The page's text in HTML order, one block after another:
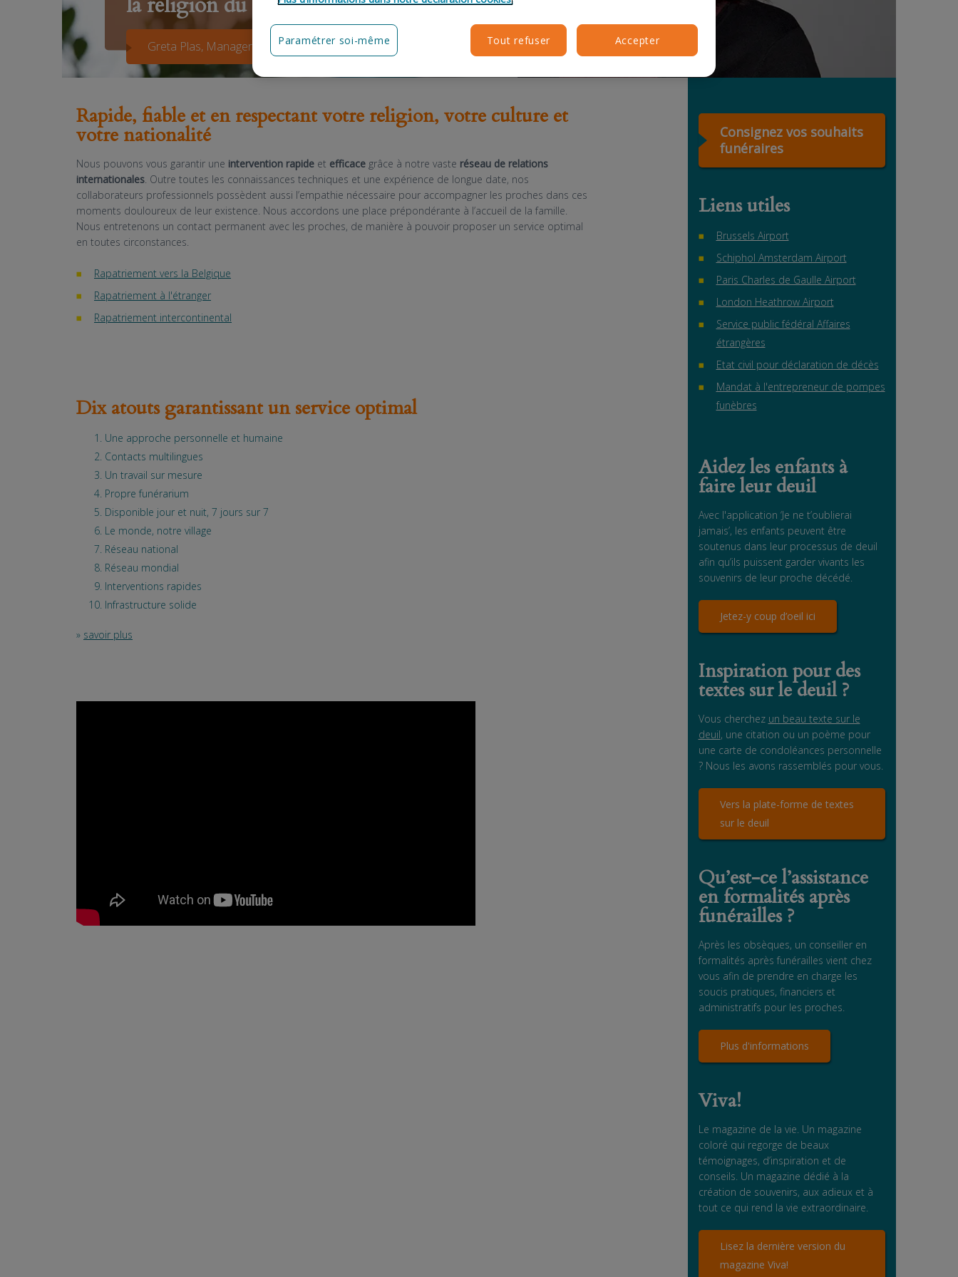
Greta Plas, Manager DELA Repatriations
Rapide, fiable et en respectant votre religion, votre culture et
votre nationalité
Nous pouvons vous garantir une intervention rapide et efficace grâce à notre vaste réseau de relations
internationales . Outre toutes les connaissances techniques et une expérience de longue date, nos
collaborateurs professionnels possèdent aussi l’empathie nécessaire pour accompagner les proches dans ces
moments douloureux de leur existence. Nous accordons une place prépondérante à l’accueil de la famille.
Nous entretenons un contact permanent avec les proches, de manière à pouvoir proposer un service optimal
en toutes circonstances.
Rapatriement vers la Belgique
Rapatriement à l'étranger
Rapatriement intercontinental
Dix atouts garantissant un service optimal
Une approche personnelle et humaine
Contacts multilingues
Un travail sur mesure
Propre funérarium
Disponible jour et nuit, 7 jours sur 7
Le monde, notre village
Réseau national
Réseau mondial
Interventions rapides
Infrastructure solide
» savoir plus
Consignez vos souhaits
funéraires
Liens utiles
Brussels Airport
Schiphol Amsterdam Airport
Paris Charles de Gaulle Airport
London Heathrow Airport
Service public fédéral Affaires
étrangères
Etat civil pour déclaration de décès
Mandat à l'entrepreneur de pompes
funèbres
Aidez les enfants à
faire leur deuil
Avec l'application ‘Je ne t’oublierai
jamais’, les enfants peuvent être
soutenus dans leur processus de deuil
afin qu’ils puissent garder vivants les
souvenirs de leur proche décédé.
Jetez-y coup d’oeil ici
Inspiration pour des
textes sur le deuil ?
Vous cherchez un beau texte sur le
deuil, une citation ou un poème pour
une carte de condoléances personnelle
? Nous les avons rassemblés pour vous.
Vers la plate-forme de textes
sur le deuil
Qu’est-ce l’assistance
en formalités après
funérailles ?
Après les obsèques, un conseiller en
formalités après funérailles vient chez
vous afin de prendre en charge les
soucis pratiques, financiers et
administratifs pour les proches.
Plus d'informations
Viva!
Le magazine de la vie. Un magazine
coloré qui regorge de beaux
témoignages, d’inspiration et de
conseils. Un magazine dédié à la
création de souvenirs, aux adieux et à
tout ce qui rend la vie extraordinaire.
Lisez la dernière version du
magazine Viva!
Tout refuser Accepter
Paramétrer soi-même